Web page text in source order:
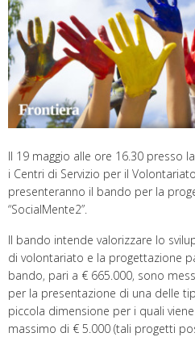
Il 19 maggio alle ore 16.30 presso
i Centri di Servizio per il
presenteranno il bando per la
“SocialMente2”.
Il bando intende valorizzare lo
di volontariato e la progettazione
bando‚ pari a € 665.000‚ sono
per la presentazione di una delle
piccola dimensione per i quali
massimo di € 5.000 (tali progetti